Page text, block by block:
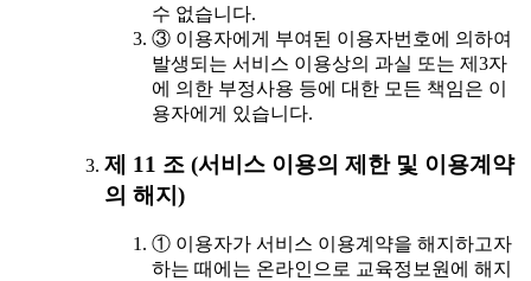
수 없습니다.
③ 이용자에게 부여된 이용자번호에 의하여
발생되는 서비스 이용상의 과실 또는 제3자
에 의한 부정사용 등에 대한 모든 책임은 이
용자에게 있습니다.
제 11 조 (서비스 이용의 제한 및 이용계약
의 해지)
① 이용자가 서비스 이용계약을 해지하고자
하는 때에는 온라인으로 교육정보원에 해지